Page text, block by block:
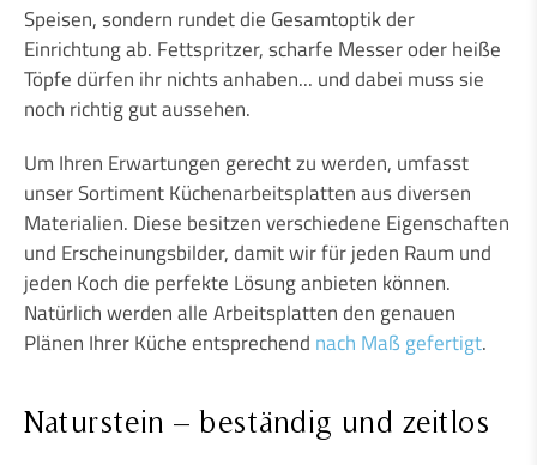
Speisen, sondern rundet die Gesamtoptik der
Einrichtung ab. Fettspritzer, scharfe Messer oder heiße
Töpfe dürfen ihr nichts anhaben... und dabei muss sie
noch richtig gut aussehen.
Um Ihren Erwartungen gerecht zu werden, umfasst
unser Sortiment Küchenarbeitsplatten aus diversen
Materialien. Diese besitzen verschiedene Eigenschaften
und Erscheinungsbilder, damit wir für jeden Raum und
jeden Koch die perfekte Lösung anbieten können.
Natürlich werden alle Arbeitsplatten den genauen
Plänen Ihrer Küche entsprechend nach Maß gefertigt.
Naturstein – beständig und zeitlos